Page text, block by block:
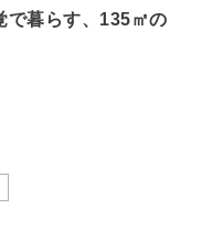
暮らす、135㎡の